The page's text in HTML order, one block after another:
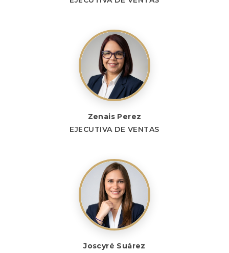
Zenais Perez
EJECUTIVA DE VENTAS
Joscyré Suárez